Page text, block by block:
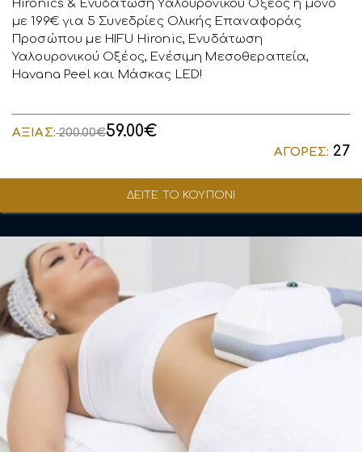
ΔΕΙΤΕ ΤΟ ΚΟΥΠΟΝΙ
Hironics & Ενυδάτωση Υαλουρονικού Οξέος ή μόνο
με 199€ για 5 Συνεδρίες Ολικής Επαναφοράς
Προσώπου με HIFU Hironic, Eνυδάτωση
Υαλουρονικού Οξέος, Ενέσιμη Μεσοθεραπεία,
Havana Peel και Μάσκας LED!
ΑΞΙΑΣ:200.00€59.00€
ΑΓΟΡΕΣ: 27